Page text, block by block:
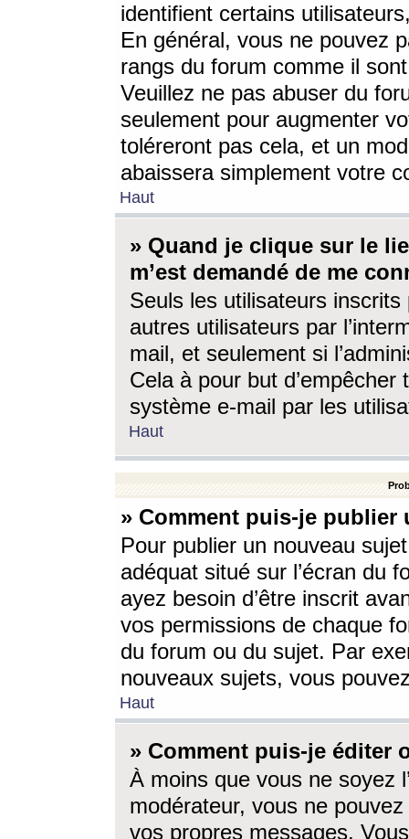
identifient certains
En général, vous ne pouvez
rangs du forum comme il
Veuillez ne pas abuser du
seulement pour augmenter
toléreront pas cela, et un
abaissera simplement votre
Haut
» Quand je clique sur le
m’est demandé de me
Seuls les utilisateurs
autres utilisateurs par
mail, et seulement si
Cela à pour but
système e-mail par les
Haut
» Comment puis-je
Pour publier un nouveau
adéquat situé sur l’écran du
ayez besoin d’être inscrit
vos permissions de chaque
du forum ou du sujet. Par
nouveaux sujets, vous
Haut
» Comment puis-je éditer
À moins que vous ne soyez
modérateur, vous ne
vos propres messages.